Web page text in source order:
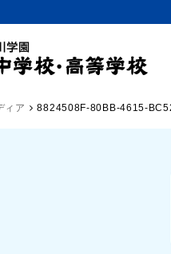
ィア 8824508F-80BB-4615-